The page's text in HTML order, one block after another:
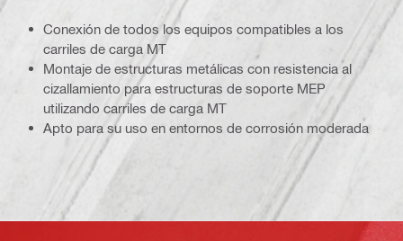
Conexión de todos los equipos compatibles a los
carriles de carga MT
Montaje de estructuras metálicas con resistencia al
cizallamiento para estructuras de soporte MEP
utilizando carriles de carga MT
Apto para su uso en entornos de corrosión moderada